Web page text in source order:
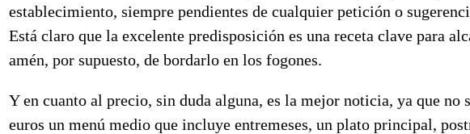
establecimiento, siempre pendientes de cualquier petición o
Está claro que la excelente predisposición es una receta clave para
amén, por supuesto, de bordarlo en los fogones.
Y en cuanto al precio, sin duda alguna, es la mejor noticia, ya que no
euros un menú medio que incluye entremeses, un plato principal,